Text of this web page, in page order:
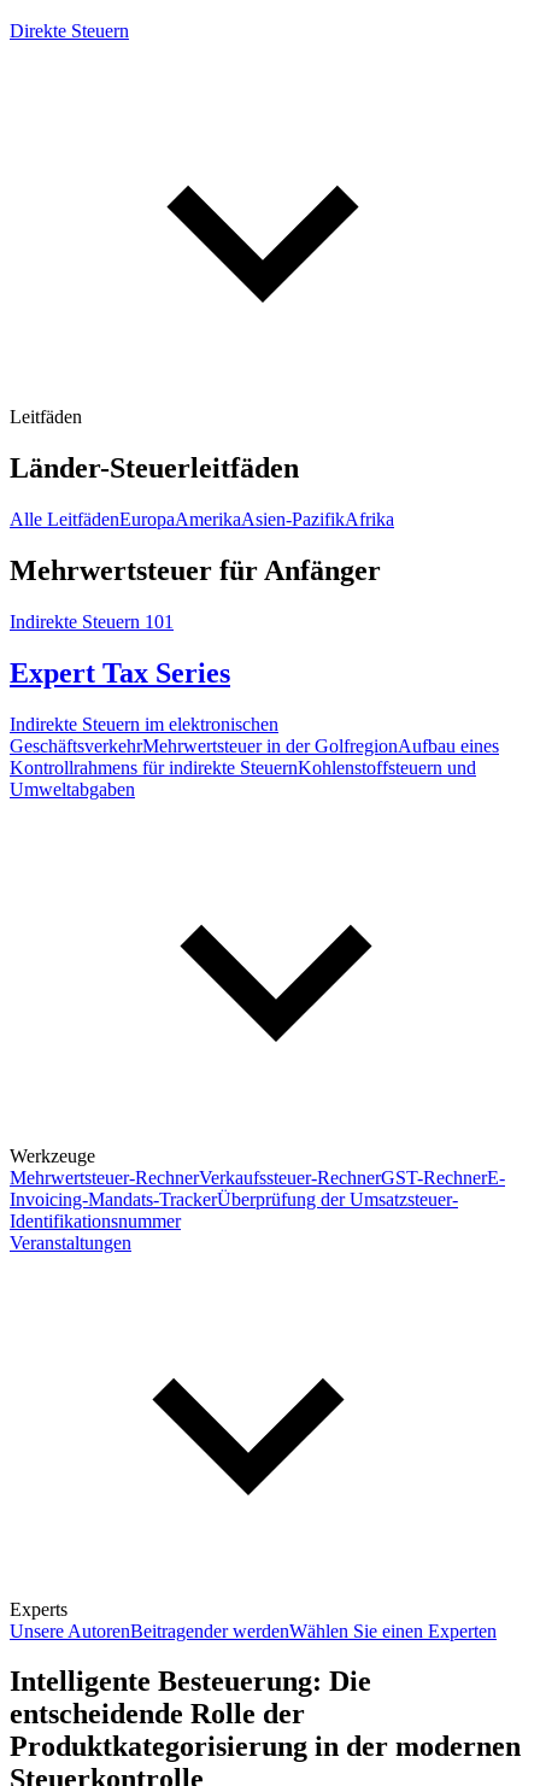
Direkte Steuern
Leitfäden
Länder-Steuerleitfäden
Alle LeitfädenEuropaAmerikaAsien-PazifikAfrika
Mehrwertsteuer für Anfänger
Indirekte Steuern 101
Expert Tax Series
Indirekte Steuern im elektronischen
GeschäftsverkehrMehrwertsteuer in der GolfregionAufbau eines
Kontrollrahmens für indirekte SteuernKohlenstoffsteuern und
Umweltabgaben
Werkzeuge
Mehrwertsteuer-RechnerVerkaufssteuer-RechnerGST-RechnerE-
Invoicing-Mandats-TrackerÜberprüfung der Umsatzsteuer-
Identifikationsnummer
Veranstaltungen
Experts
Unsere AutorenBeitragender werdenWählen Sie einen Experten
Intelligente Besteuerung: Die
entscheidende Rolle der
Produktkategorisierung in der modernen
Steuerkontrolle